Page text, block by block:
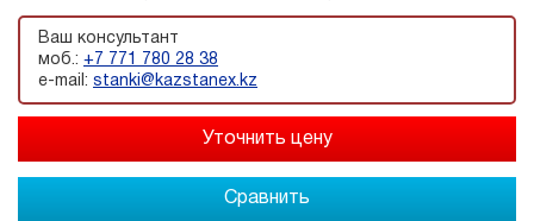
Ваш консультант
моб.: +7 771 780 28 38
e-mail: stanki@kazstanex.kz
Сравнить